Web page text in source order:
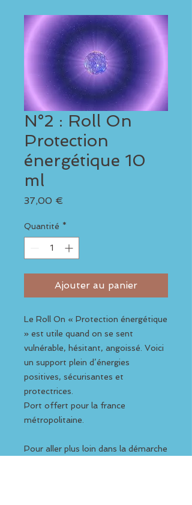
N°2 : Roll On
Protection
énergétique 10
ml
37,00 €
Quantité *
Ajouter au panier
Le Roll On « Protection énergétique
» est utile quand on se sent
vulnérable, hésitant, angoissé. Voici
un support plein d’énergies
positives, sécurisantes et
protectrices.
Port offert pour la france
métropolitaine.
Pour aller plus loin dans la démarche